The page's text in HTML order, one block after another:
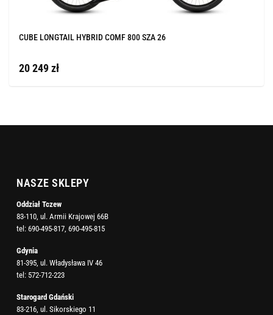
CUBE LONGTAIL HYBRID COMF 800 SZA 26
20 249 zł
NASZE SKLEPY
Oddział Tczew
83-110, ul. Armii Krajowej 66B
tel: 690-495-817, 690-495-815
Gdynia
81-395, ul. Władysława IV 46
tel: 572-712-223
Starogard Gdański
83-216, ul. Sikorskiego 11